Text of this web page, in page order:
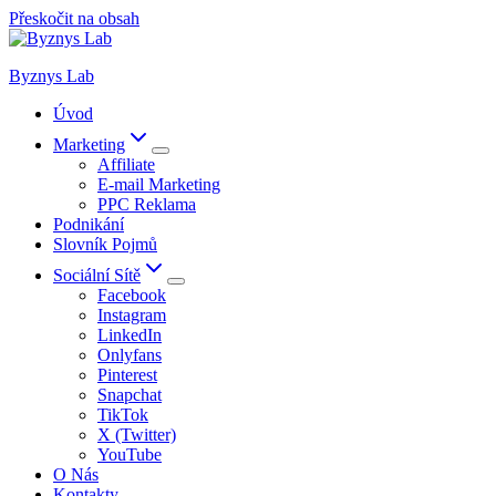
Přeskočit na obsah
Byznys Lab
Úvod
Marketing
Affiliate
E-mail Marketing
PPC Reklama
Podnikání
Slovník Pojmů
Sociální Sítě
Facebook
Instagram
LinkedIn
Onlyfans
Pinterest
Snapchat
TikTok
X (Twitter)
YouTube
O Nás